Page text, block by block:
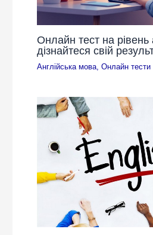
Онлайн тест на рівень
дізнайтеся свій
Англійська мова,Онлайн тести